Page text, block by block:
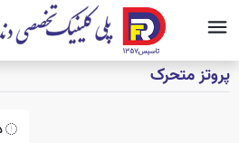
پروتز متحرک
25 اسفند 1400 | 14:10